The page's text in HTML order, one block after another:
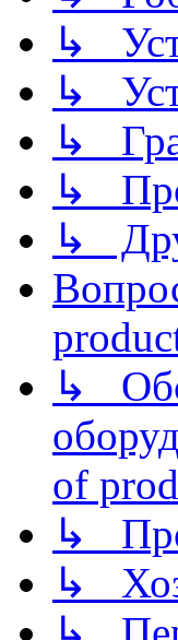
↳
↳
↳
↳
↳
↳
of
↳
↳